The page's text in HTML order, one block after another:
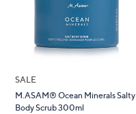
SALE
M.ASAM® Ocean Minerals Salty
Body Scrub 300ml